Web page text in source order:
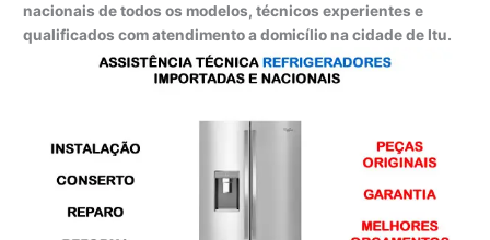
nacionais de todos os modelos, técnicos experientes e
qualificados com atendimento a domicílio na cidade de Itu.